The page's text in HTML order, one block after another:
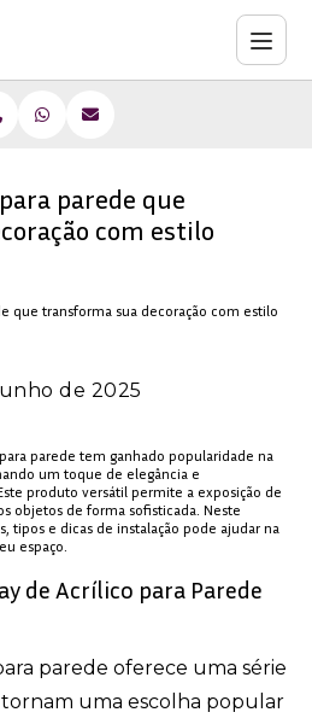
para parede que transforma sua decoração
parede que
com estilo
de 2025
parede tem ganhado popularidade na
um toque de elegância e
produto versátil permite a exposição de
objetos de forma sofisticada. Neste
tipos e dicas de instalação pode ajudar na
espaço.
de Acrílico para Parede
parede oferece uma série
uma escolha popular